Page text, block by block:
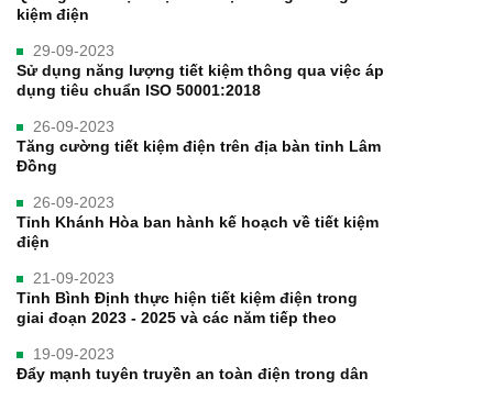
kiệm điện
29-09-2023
Sử dụng năng lượng tiết kiệm thông qua việc áp
dụng tiêu chuẩn ISO 50001:2018
26-09-2023
Tăng cường tiết kiệm điện trên địa bàn tỉnh Lâm
Đồng
26-09-2023
Tỉnh Khánh Hòa ban hành kế hoạch về tiết kiệm
điện
21-09-2023
Tỉnh Bình Định thực hiện tiết kiệm điện trong
giai đoạn 2023 - 2025 và các năm tiếp theo
19-09-2023
Đẩy mạnh tuyên truyền an toàn điện trong dân